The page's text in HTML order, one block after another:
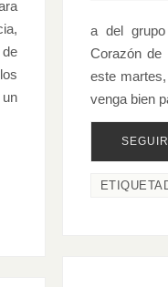
a del
Corazón
este
venga bien